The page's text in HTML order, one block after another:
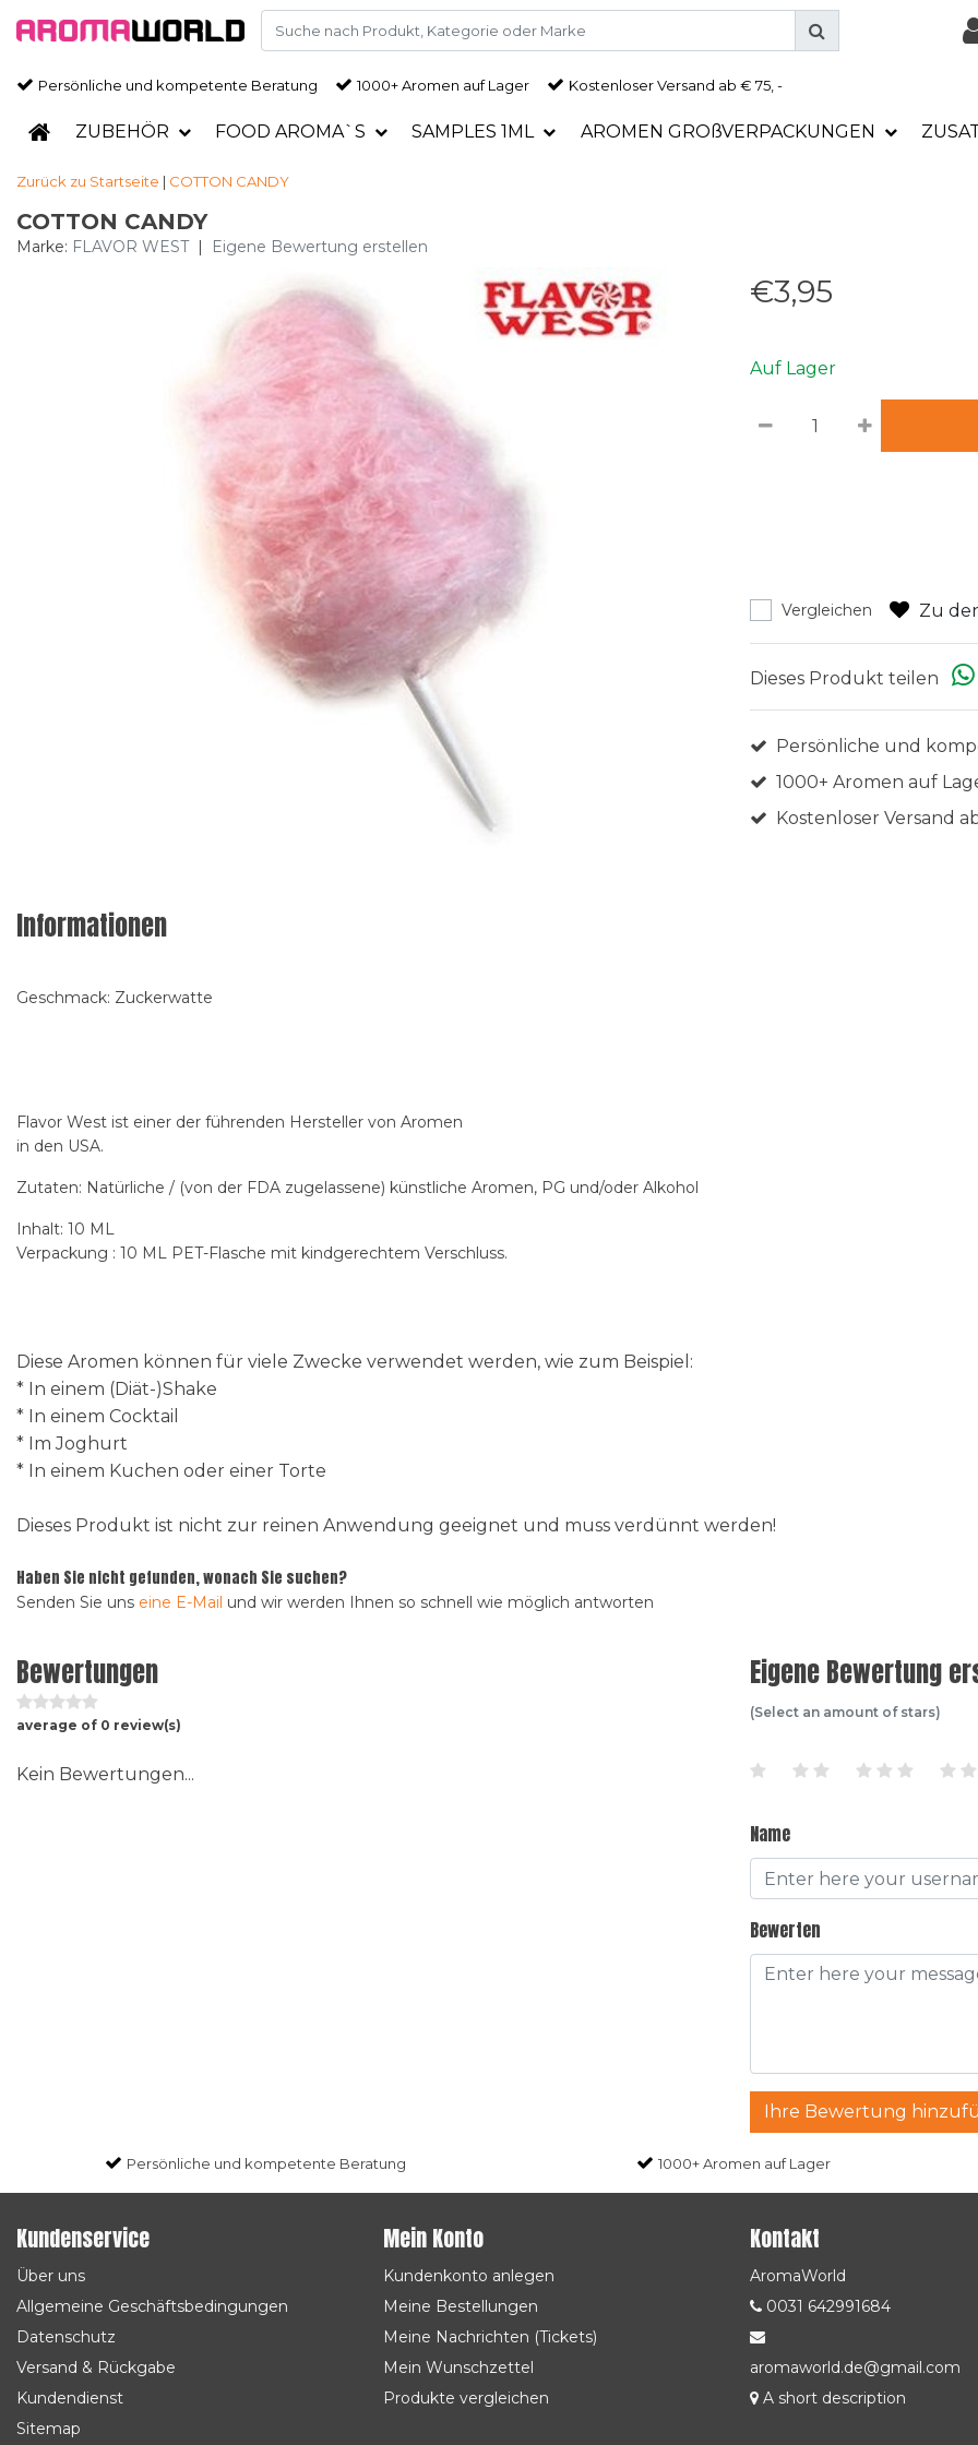
Persönliche und kompetente Beratung 1000+ Aromen auf Lager Kostenloser Versand ab € 75, -
ZUBEHÖR FOOD AROMA`S SAMPLES 1ML AROMEN GROßVERPACKUNGEN
Zurück zu Startseite | COTTON CANDY
COTTON CANDY
Marke: FLAVOR WEST | Eigene Bewertung erstellen
€3,95
Auf Lager
Vergleichen Zu
Dieses Produkt teilen
Persönliche und
1000+ Aromen auf
Kostenloser Versand
Informationen
Geschmack: Zuckerwatte
Flavor West ist einer der führenden Hersteller von Aromen
in den USA.
Zutaten: Natürliche / (von der FDA zugelassene) künstliche Aromen, PG und/oder Alkohol
Inhalt: 10 ML
Verpackung : 10 ML PET-Flasche mit kindgerechtem Verschluss.
Diese Aromen können für viele Zwecke verwendet werden, wie zum Beispiel:
* In einem (Diät-)Shake
* In einem Cocktail
* Im Joghurt
* In einem Kuchen oder einer Torte
Dieses Produkt ist nicht zur reinen Anwendung geeignet und muss verdünnt werden!
Haben Sie nicht gefunden, wonach Sie suchen?
Senden Sie uns eine E-Mail und wir werden Ihnen so schnell wie möglich antworten
Bewertungen
average of 0 review(s)
Kein Bewertungen...
Eigene Bewertung
(Select an amount of stars)
Name
Bewerten
Ihre Bewertung
Persönliche und kompetente Beratung 1000+ Aromen auf Lager
Kundenservice
Über uns
Allgemeine Geschäftsbedingungen
Datenschutz
Versand & Rückgabe
Kundendienst
Sitemap
Mein Konto
Kundenkonto anlegen
Meine Bestellungen
Meine Nachrichten (Tickets)
Mein Wunschzettel
Produkte vergleichen
Kontakt
AromaWorld
0031 642991684
aromaworld.de@gmail.com
A short description